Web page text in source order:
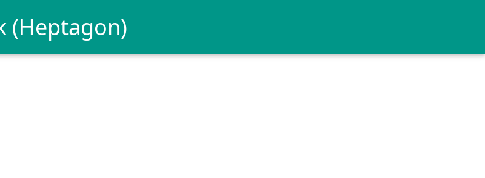
(Heptagon)